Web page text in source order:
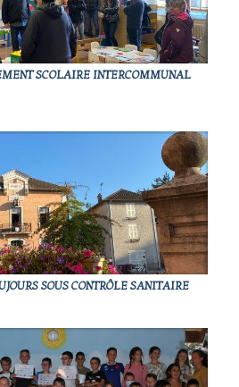
SCOLAIRE INTERCOMMUNAL
SOUS CONTRÔLE SANITAIRE